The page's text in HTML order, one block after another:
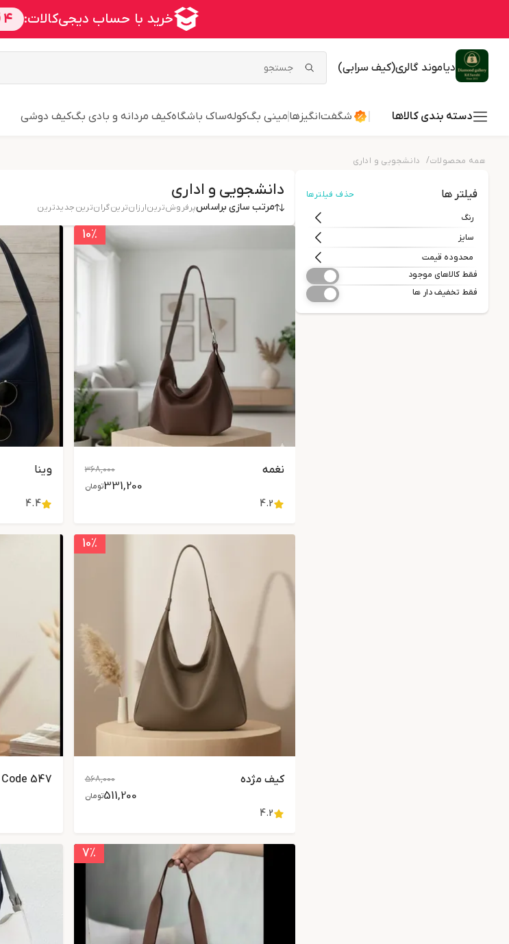
دیاموند گالری(کیف سرابی)
دسته بندی کالاها شگفت‌انگیزها مینی بگکولهساک باشگاهکیف مردانه و بادی بگکیف دوشی
همه محصولات/ دانشجویی و اداری
فیلتر ها حذف فیلترها
رنگ
سایز
محدوده قیمت
فقط کالاهای موجود
فقط تخفیف دار ها
دانشجویی و اداری
مرتب سازی براساسپرفروش‌ترینارزان‌ترینگران‌ترینجدید‌ترین
10٪
نغمه 368,000
331,200تومان
4.2
وینا
4.4
10٪
کیف مژده 568,000
511,200تومان
4.2
Code 547
7٪